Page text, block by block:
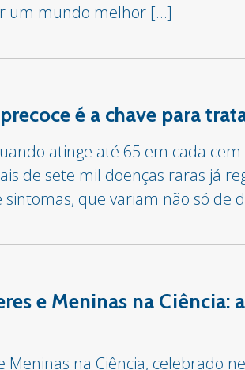
um mundo melhor […]
é a chave para
atinge até 65 em cada
de sete mil doenças raras já
que variam não só de
e Meninas na
na Ciência, celebrado